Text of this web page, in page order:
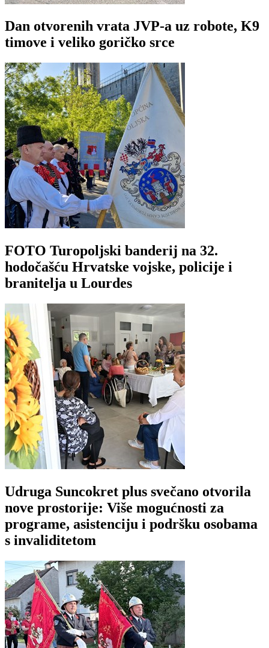
Dan otvorenih vrata JVP-a uz robote, K9
timove i veliko goričko srce
FOTO Turopoljski banderij na 32.
hodočašću Hrvatske vojske, policije i
branitelja u Lourdes
Udruga Suncokret plus svečano otvorila
nove prostorije: Više mogućnosti za
programe, asistenciju i podršku osobama
s invaliditetom